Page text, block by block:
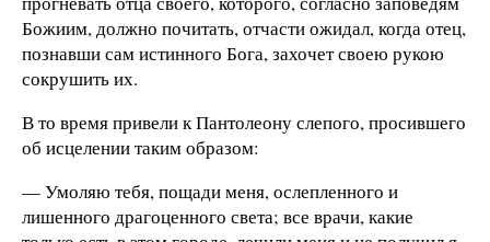
Божиим, должно почитать, отчасти ожидал, когда отец,
познавши сам истинного Бога, захочет своею рукою
сокрушить их.
В то время привели к Пантолеону слепого, просившего
об исцелении таким образом:
— Умоляю тебя, пощади меня, ослепленного и
лишенного драгоценного света; все врачи, какие